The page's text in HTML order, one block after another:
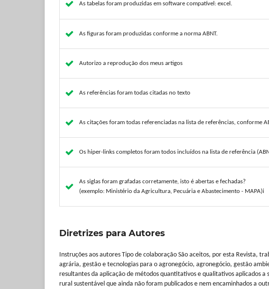
As tabelas foram produzidas em software compatível: excel.
As figuras foram produzidas conforme a norma ABNT.
Autorizo a reprodução dos meus artigos
As referências foram todas citadas no texto
As citações foram todas referenciadas na lista de referências, conforme
Os hiper-links completos foram todos incluídos na lista de referência
As siglas foram grafadas corretamente, isto é abertas e fechadas?
(exemplo: Ministério da Agricultura, Pecuária e Abastecimento - MAPA)i
Diretrizes para Autores
Instruções aos autores Tipo de colaboração São aceitos, por esta Revista,
agrária, gestão e tecnologias para o agronegócio, agronegócio, gestão
resultantes da aplicação de métodos quantitativos e qualitativos aplicados
rural sustentável que ainda não foram publicados e nem encaminhados a